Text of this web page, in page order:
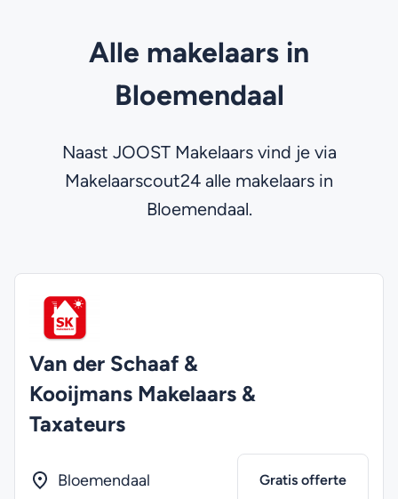
Alle makelaars in
Bloemendaal
Naast JOOST Makelaars vind je via
Makelaarscout24 alle makelaars in
Bloemendaal.
Van der Schaaf &
Kooijmans Makelaars &
Taxateurs
Bloemendaal Gratis offerte